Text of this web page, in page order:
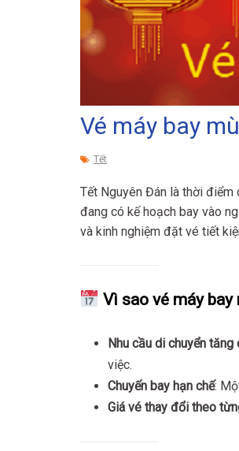
Vé máy bay
Tết
Tết Nguyên Đán là thời
đang có kế hoạch bay vào
và kinh nghiệm đặt vé tiết
Vì sao vé máy
Nhu cầu di chuyển tăng
việc.
Chuyến bay hạn chế:
Giá vé thay đổi theo